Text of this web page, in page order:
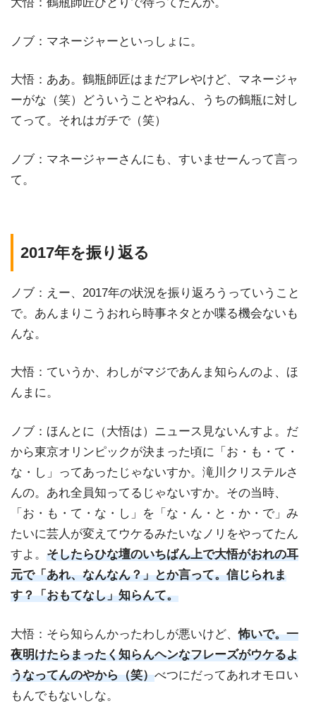
ノブ：マネージャーといっしょに。
大悟：ああ。鶴瓶師匠はまだアレやけど、マネージャ
ーがな（笑）どういうことやねん、うちの鶴瓶に対し
てって。それはガチで（笑）
ノブ：マネージャーさんにも、すいませーんって言っ
て。
2017年を振り返る
ノブ：えー、2017年の状況を振り返ろうっていうこと
で。あんまりこうおれら時事ネタとか喋る機会ないも
んな。
大悟：ていうか、わしがマジであんま知らんのよ、ほ
んまに。
ノブ：ほんとに（大悟は）ニュース見ないんすよ。だ
から東京オリンピックが決まった頃に「お・も・て・
な・し」ってあったじゃないすか。滝川クリステルさ
んの。あれ全員知ってるじゃないすか。その当時、
「お・も・て・な・し」を「な・ん・と・か・で」み
たいに芸人が変えてウケるみたいなノリをやってたん
すよ。 そしたらひな壇のいちばん上で大悟がおれの耳
元で「あれ、なんなん？」とか言って。信じられま
す？「おもてなし」知らんて。
大悟：そら知らんかったわしが悪いけど、怖いで。一
夜明けたらまったく知らんヘンなフレーズがウケるよ
うなってんのやから（笑）べつにだってあれオモロい
もんでもないしな。